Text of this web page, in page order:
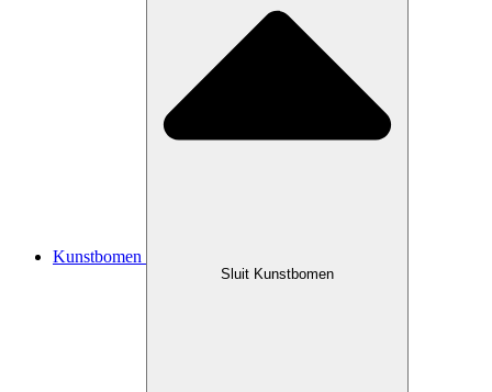
Kunstbomen
Sluit Kunstbomen